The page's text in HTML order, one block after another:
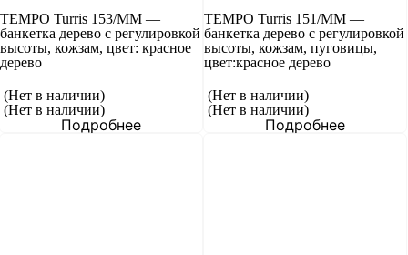
TEMPO Turris 153/MM —
банкетка дерево с регулировкой
высоты, кожзам, цвет: красное
дерево
(Нет в наличии)
(Нет в наличии)
Подробнее
TEMPO Turris 151/MM —
банкетка дерево с регулировкой
высоты, кожзам, пуговицы,
цвет:красное дерево
(Нет в наличии)
(Нет в наличии)
Подробнее